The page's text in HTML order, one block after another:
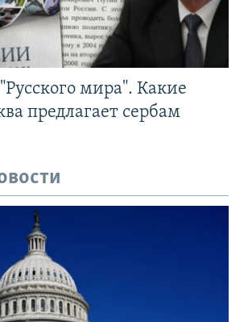
мира". Какие
предлагает сербам